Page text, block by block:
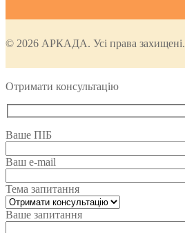
© 2026 АРКАДА. Усі права захищені.
Отримати консультацію
Ваше ПІБ
Ваш e-mail
Тема запитання
Ваше запитання